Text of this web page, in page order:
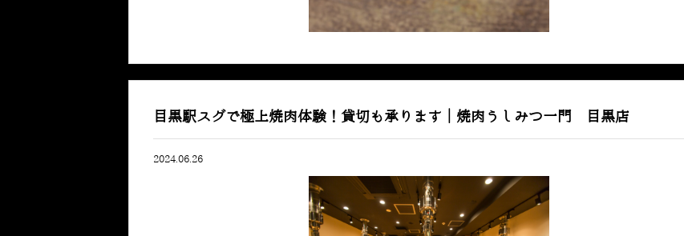
目黒駅スグで極上焼肉体験！貸切も承ります｜焼肉うしみつ一門 目黒店
2024.06.26